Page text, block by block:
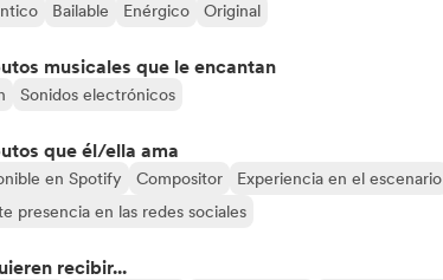
Bailable Enérgico Original
musicales que le encantan
Sonidos electrónicos
que él/ella ama
en Spotify Compositor Experiencia en el escenario
presencia en las redes sociales
recibir...